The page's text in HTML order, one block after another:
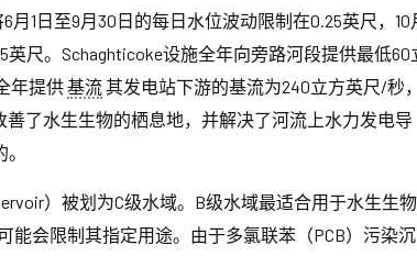
1日至9月30日的每日水位波动限制在0.25英尺，10
尺。Schaghticoke设施全年向旁路河段提供最低60
年提供基流其发电站下游的基流为240立方英尺/秒，
了水生生物的栖息地，并解决了河流上水力发电导
）被划为C级水域。B级水域最适合用于水生生物
能会限制其指定用途。由于多氯联苯（PCB）污染沉